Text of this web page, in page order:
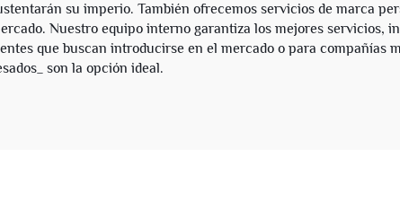
su imperio. También ofrecemos servicios de marca
Nuestro equipo interno garantiza los mejores servicios,
que buscan introducirse en el mercado o para compañías
son la opción ideal.